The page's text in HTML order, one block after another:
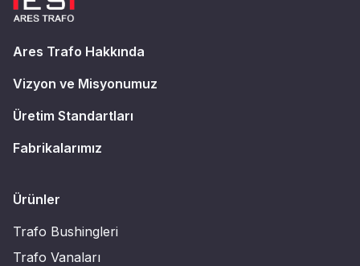
Ares Trafo Hakkında
Vizyon ve Misyonumuz
Üretim Standartları
Fabrikalarımız
Ürünler
Trafo Bushingleri
Trafo Vanaları